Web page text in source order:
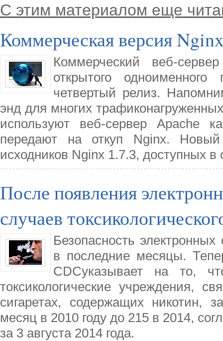
С этим материалом еще
Коммерческая версия
Коммерческий веб-
открытого
четвертый релиз.
энд для многих
используют веб-сервер Apache
передают на откуп Nginx.
исходников Nginx 1.7.3, доступных в
После появления
случаев
Безопасность
в последние месяцы.
CDCуказывает на то,
токсикологические учреждения,
сигаретах, содержащих никотин,
месяц в 2010 году до 215 в 2014,
за 3 августа 2014 года.